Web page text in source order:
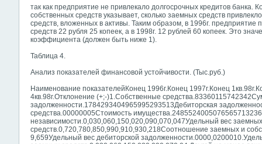
так как предприятие не привлекало долгосрочных кредитов
собственных средств указывает, сколько заемных средств
средств, вложенных в активы. Таким образом, в 1996г. предприятие
средств 22 рубля 25 копеек, а в 1998г. 12 рублей 60 копеек. Это
коэффициента (должен быть ниже 1).
Таблица 4.
Анализ показателей финансовой устойчивости. (Тыс.руб.)
Наименование показателейКонец 1996г.Конец 1997г.Конец
4кв.98г.Отклонение (+;-)1.Собственные
задолженности.1784293404965995293513Дебиторская
средства.00000005Стоимость
независимости.0,030,060,150,020,090,070,047Удельный вес заемных
средств.0,720,780,850,990,910,930,218Соотношение заемных и
9,659Удельный вес дебиторской